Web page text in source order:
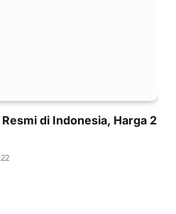
di Indonesia, Harga 2